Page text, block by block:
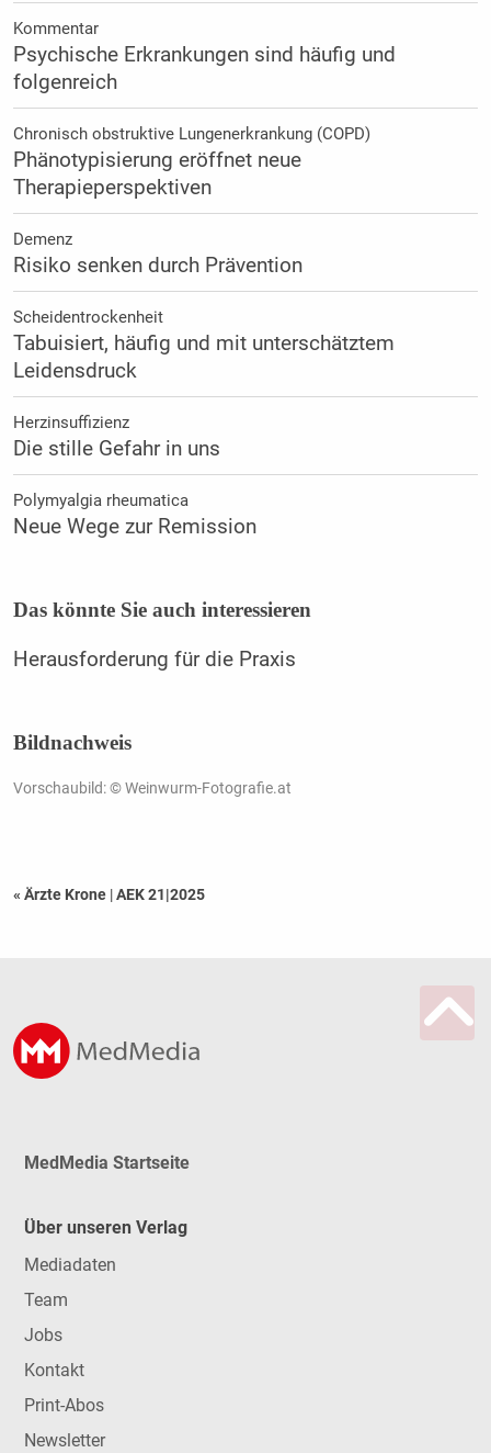
Kommentar
Psychische Erkrankungen sind häufig und
folgenreich
Chronisch obstruktive Lungenerkrankung (COPD)
Phänotypisierung eröffnet neue
Therapieperspektiven
Demenz
Risiko senken durch Prävention
Scheidentrockenheit
Tabuisiert, häufig und mit unterschätztem
Leidensdruck
Herzinsuffizienz
Die stille Gefahr in uns
Polymyalgia rheumatica
Neue Wege zur Remission
Das könnte Sie auch interessieren
Herausforderung für die Praxis
Bildnachweis
Vorschaubild: © Weinwurm-Fotografie.at
« Ärzte Krone |AEK 21|2025
MedMedia Startseite
Über unseren Verlag
Mediadaten
Team
Jobs
Kontakt
Print-Abos
Newsletter